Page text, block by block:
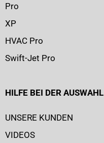
Pro
XP
HVAC Pro
Swift-Jet Pro
HILFE BEI DER AUSWAHL
UNSERE KUNDEN
VIDEOS